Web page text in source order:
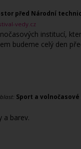
před Národní
vedy.cz
institucí,
budeme celý den
Sport a
a barev.